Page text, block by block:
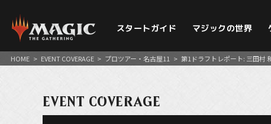
スタートガイド マジックの世界
HOME > EVENT COVERAGE > プロツアー・名古屋11 > 第1ドラフトレポート: 三田村
EVENT COVERAGE